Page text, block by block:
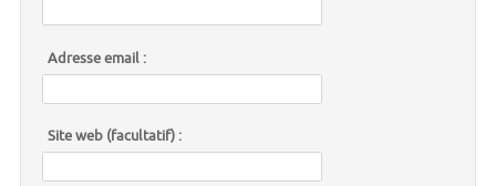
Adresse email :
Site web (facultatif) :